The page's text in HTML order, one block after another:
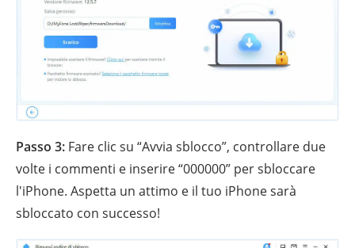
Passo 3: Fare clic su “Avvia sblocco”, controllare due
volte i commenti e inserire “000000” per sbloccare
l'iPhone. Aspetta un attimo e il tuo iPhone sarà
sbloccato con successo!